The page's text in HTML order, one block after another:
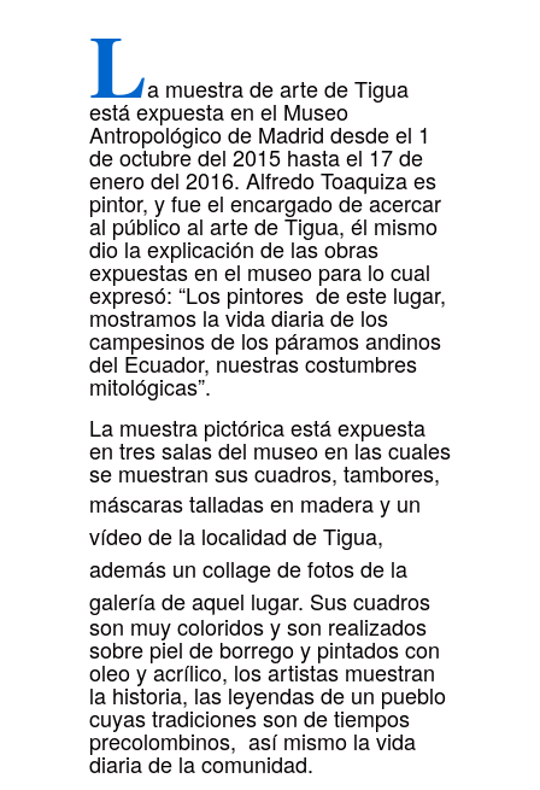
La muestra de arte de Tigua
está expuesta en el Museo
Antropológico de Madrid desde el 1
de octubre del 2015 hasta el 17 de
enero del 2016. Alfredo Toaquiza es
pintor, y fue el encargado de acercar
al público al arte de Tigua, él mismo
dio la explicación de las obras
expuestas en el museo para lo cual
expresó: “Los pintores de este lugar,
mostramos la vida diaria de los
campesinos de los páramos andinos
del Ecuador, nuestras costumbres
mitológicas”.
La muestra pictórica está expuesta
en tres salas del museo en las cuales
se muestran sus cuadros, tambores,
máscaras talladas en maderay un
vídeo de la localidad de Tigua,
además un collage de fotos de la
galería de aquel lugar. Sus cuadros
son muy coloridos y son realizados
sobre piel de borrego y pintados con
oleo y acrílico, los artistas muestran
la historia, las leyendas de un pueblo
cuyas tradiciones son de tiempos
precolombinos, así mismo la vida
diaria de la comunidad.